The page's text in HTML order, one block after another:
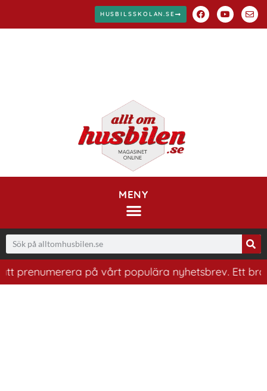
HUSBILSSKOLAN.SE
MENY
på vårt populära nyhetsbrev. Ett bra